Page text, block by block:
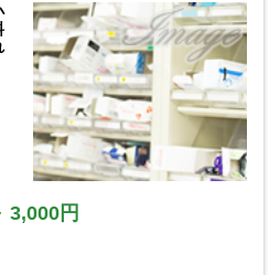
3,000円